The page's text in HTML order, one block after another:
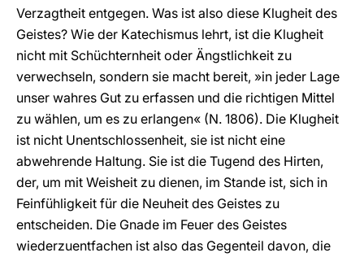
Verzagtheit entgegen. Was ist also diese Klugheit des
Geistes? Wie der Katechismus lehrt, ist die Klugheit
nicht mit Schüchternheit oder Ängstlichkeit zu
verwechseln, sondern sie macht bereit, »in jeder Lage
unser wahres Gut zu erfassen und die richtigen Mittel
zu wählen, um es zu erlangen« (N. 1806). Die Klugheit
ist nicht Unentschlossenheit, sie ist nicht eine
abwehrende Haltung. Sie ist die Tugend des Hirten,
der, um mit Weisheit zu dienen, im Stande ist, sich in
Feinfühligkeit für die Neuheit des Geistes zu
entscheiden. Die Gnade im Feuer des Geistes
wiederzuentfachen ist also das Gegenteil davon, die